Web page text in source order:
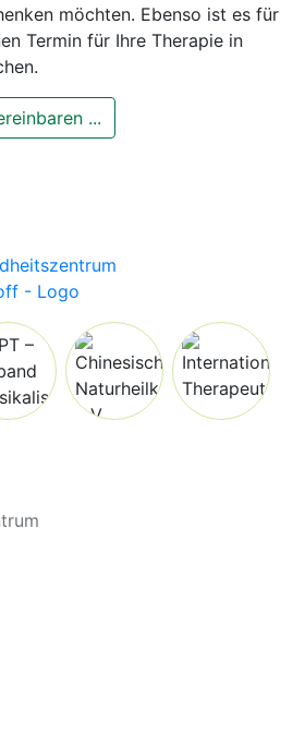
möchten. Ebenso ist es für
Termin für Ihre Therapie in
...